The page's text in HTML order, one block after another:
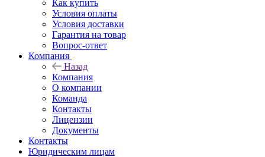
Как купить
Условия оплаты
Условия доставки
Гарантия на товар
Вопрос-ответ
Компания
Назад
Компания
О компании
Команда
Контакты
Лицензии
Документы
Контакты
Юридическим лицам